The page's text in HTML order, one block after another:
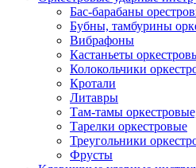
Бас-барабаны
Бубны, тамбурины
Вибрафоны
Кастаньеты
Колокольчики
Кротали
Литавры
Там-тамы
Тарелки оркестровые
Треугольники
Фрусты